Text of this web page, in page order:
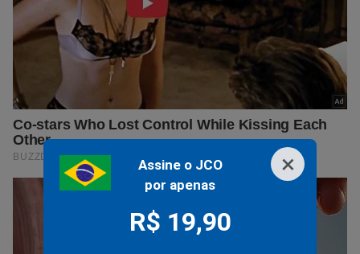
×
Assine o JCO
por apenas
R$ 19,90